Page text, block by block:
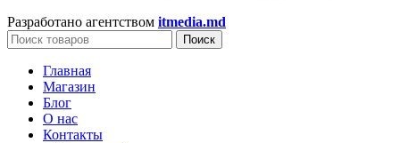
Разработано агентством itmedia.md
Поиск
Главная
Магазин
Блог
О нас
Контакты